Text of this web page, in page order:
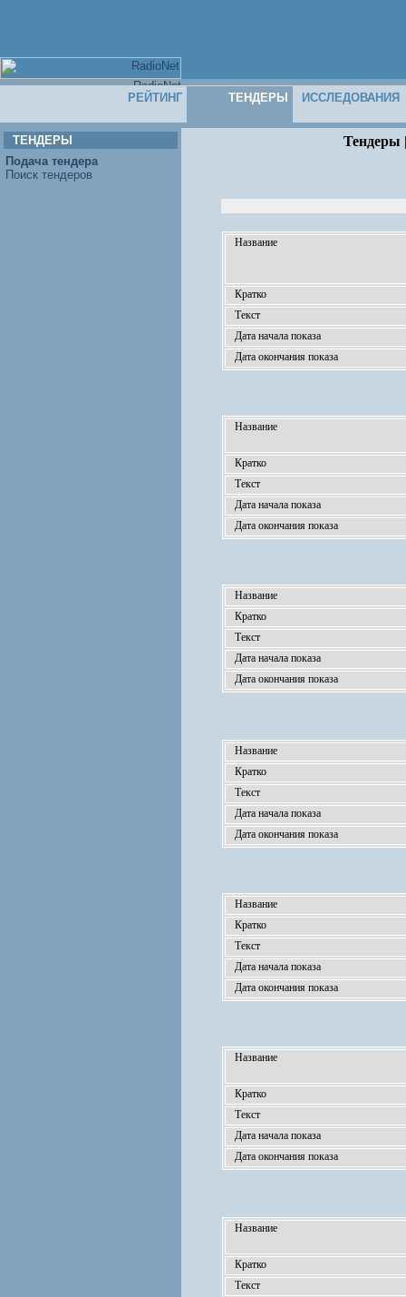
РЕЙТИНГ ТЕНДЕРЫ ИССЛЕДОВАНИЯ
ТЕНДЕРЫ
Подача тендера
Поиск тендеров
Тендеры
Название
Кратко
Текст
Дата начала показа
Дата окончания показа
Название
Кратко
Текст
Дата начала показа
Дата окончания показа
Название
Кратко
Текст
Дата начала показа
Дата окончания показа
Название
Кратко
Текст
Дата начала показа
Дата окончания показа
Название
Кратко
Текст
Дата начала показа
Дата окончания показа
Название
Кратко
Текст
Дата начала показа
Дата окончания показа
Название
Кратко
Текст